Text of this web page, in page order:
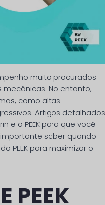
muito procurados
No entanto,
como altas
Artigos detalhados
e o PEEK para que você
saber quando
PEEK para maximizar o
PEEK